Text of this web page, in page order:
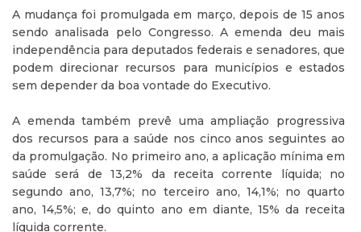
A mudança foi promulgada em março, depois de 15 anos
sendo analisada pelo Congresso. A emenda deu mais
independência para deputados federais e senadores, que
podem direcionar recursos para municípios e estados
sem depender da boa vontade do Executivo.
A emenda também prevê uma ampliação progressiva
dos recursos para a saúde nos cinco anos seguintes ao
da promulgação. No primeiro ano, a aplicação mínima em
saúde será de 13,2% da receita corrente líquida; no
segundo ano, 13,7%; no terceiro ano, 14,1%; no quarto
ano, 14,5%; e, do quinto ano em diante, 15% da receita
líquida corrente.